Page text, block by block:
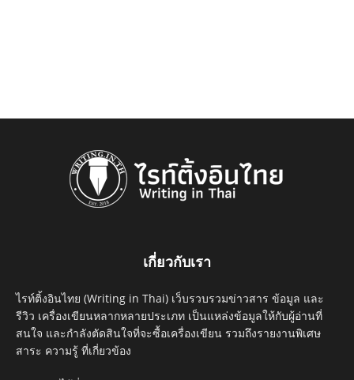
เกี่ยวกับเรา
ไรท์ติ้งอินไทย (Writing in Thai) เว็บรวบรวมข่าวสาร ข้อมูล และ
รีวิว เครื่องเขียนหลากหลายประเภท เป็นแหล่งข้อมูลให้กับผู้อ่านที่
สนใจ และกำลังตัดสินใจที่จะซื้อเครื่องเขียน รวมถึงรายงานพิเศษ
สาระ ความรู้ ที่เกี่ยวข้อง